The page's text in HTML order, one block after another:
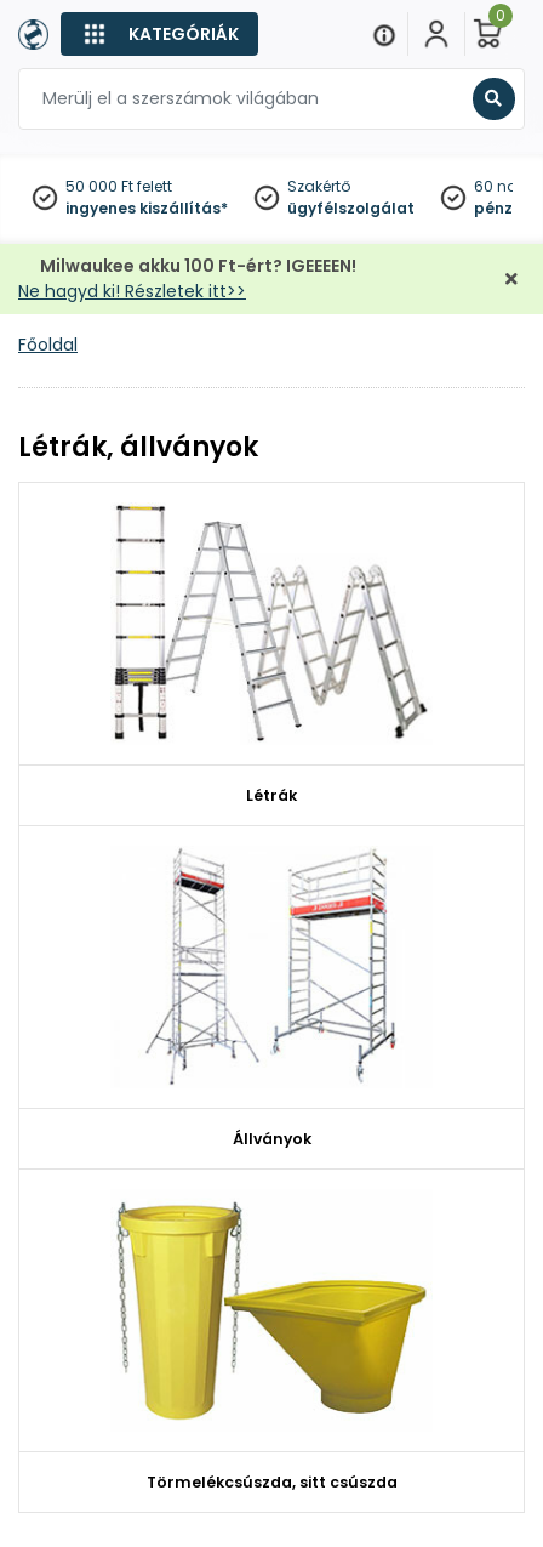
KATEGÓRIÁK
0
50 000 Ft felett
ingyenes kiszállítás*
Szakértő
ügyfélszolgálat
60
Milwaukee akku 100 Ft-ért? IGEEEEN!
Ne hagyd ki! Részletek itt>>
Főoldal
Létrák, állványok
Létrák
Állványok
Törmelékcsúszda, sitt csúszda